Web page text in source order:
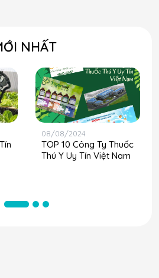
NHẤT
08/08/2024
TOP 10 Công Ty Thuốc
Thú Y Uy Tín Việt Nam